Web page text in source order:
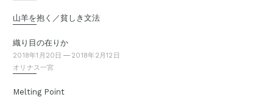
山羊を抱く／貧しき文法
織り目の在りか
2018年1月20日
2018年2月12日
オリナス一宮
Melting Point